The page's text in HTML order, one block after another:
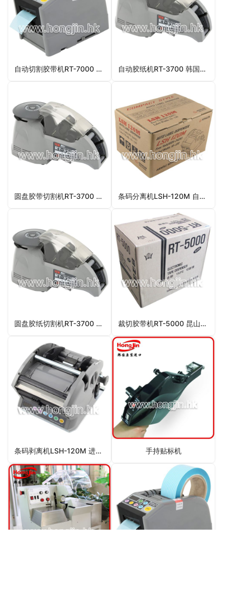
自动切割胶带机RT-7000 全自动切割胶带机 自动胶纸机RT-3700 韩国进口自动胶纸机
圆盘胶带切割机RT-3700 进口圆盘胶带切割机 条码分离机LSH-120M 自动条码分离机
圆盘胶纸切割机RT-3700 自动圆盘胶纸机 裁切胶带机RT-5000 昆山鸿锦自动裁切胶带机
条码剥离机LSH-120M 进口条码剥离机 手持贴标机